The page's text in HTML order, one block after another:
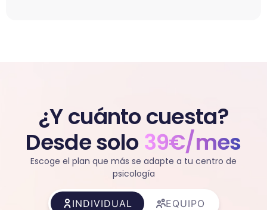
¿Y cuánto cuesta?
Desde solo39€/mes
Escoge el plan que más se adapte a tu centro de
psicología
INDIVIDUAL EQUIPO